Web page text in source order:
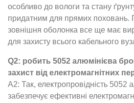
особливо до вологи та стану
придатним для прямих поховань.
зовнішня оболонка все ще має
для захисту всього кабельного
Q2: робить 5052 алюмінієва
захист від електромагнітних
A2: Так, електропровідність 5052
забезпечує ефективні